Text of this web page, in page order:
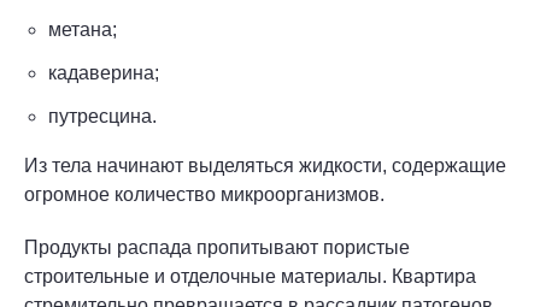
метана;
кадаверина;
путресцина.
Из тела начинают выделяться жидкости, содержащие
огромное количество микроорганизмов.
Продукты распада пропитывают пористые
строительные и отделочные материалы. Квартира